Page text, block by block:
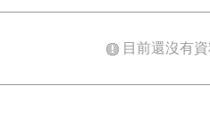
目前還沒有